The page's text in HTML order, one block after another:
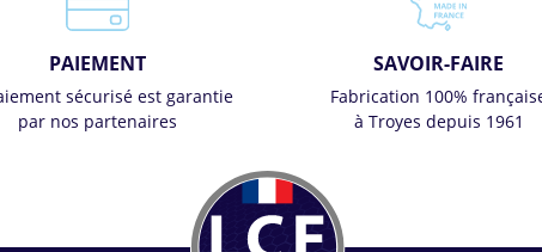
PAIEMENT
sécurisé est garantie
par nos partenaires
SAVOIR-FAIRE
Fabrication 100%
à Troyes depuis 1961